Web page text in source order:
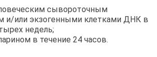
сывороточным
и/или экзогенными клетками ДНК в
недель;
в течение 24 часов.